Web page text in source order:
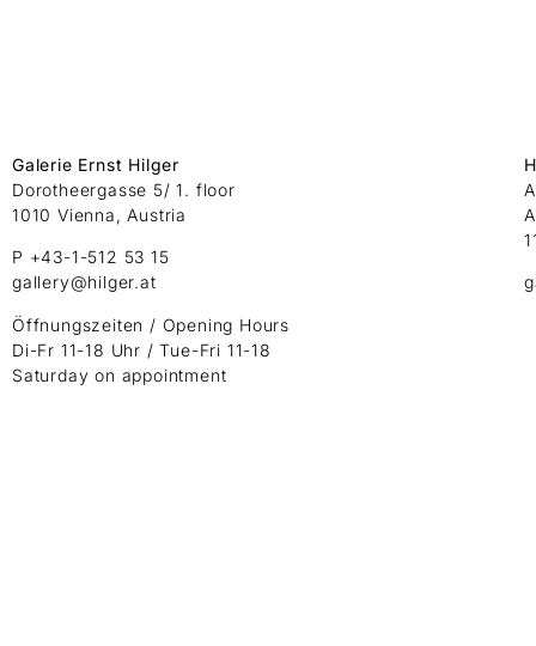
Galerie Ernst Hilger
Dorotheergasse 5/ 1. floor
1010 Vienna, Austria
P +43-1-512 53 15
gallery@hilger.at
Öffnungszeiten / Opening Hours
Di-Fr 11-18 Uhr / Tue-Fri 11-18
Saturday on appointment